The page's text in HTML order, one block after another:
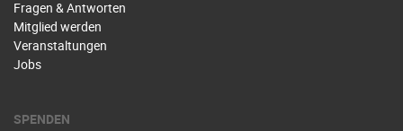
Fragen & Antworten
Mitglied werden
Veranstaltungen
Jobs
SPENDEN